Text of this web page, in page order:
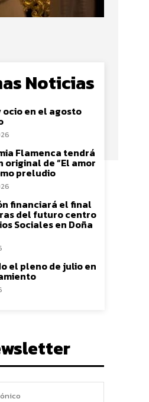
Noticias
en el agosto
Flamenca tendrá
original de “El amor
preludio
financiará el final
del futuro centro
Sociales en Doña
el pleno de julio en